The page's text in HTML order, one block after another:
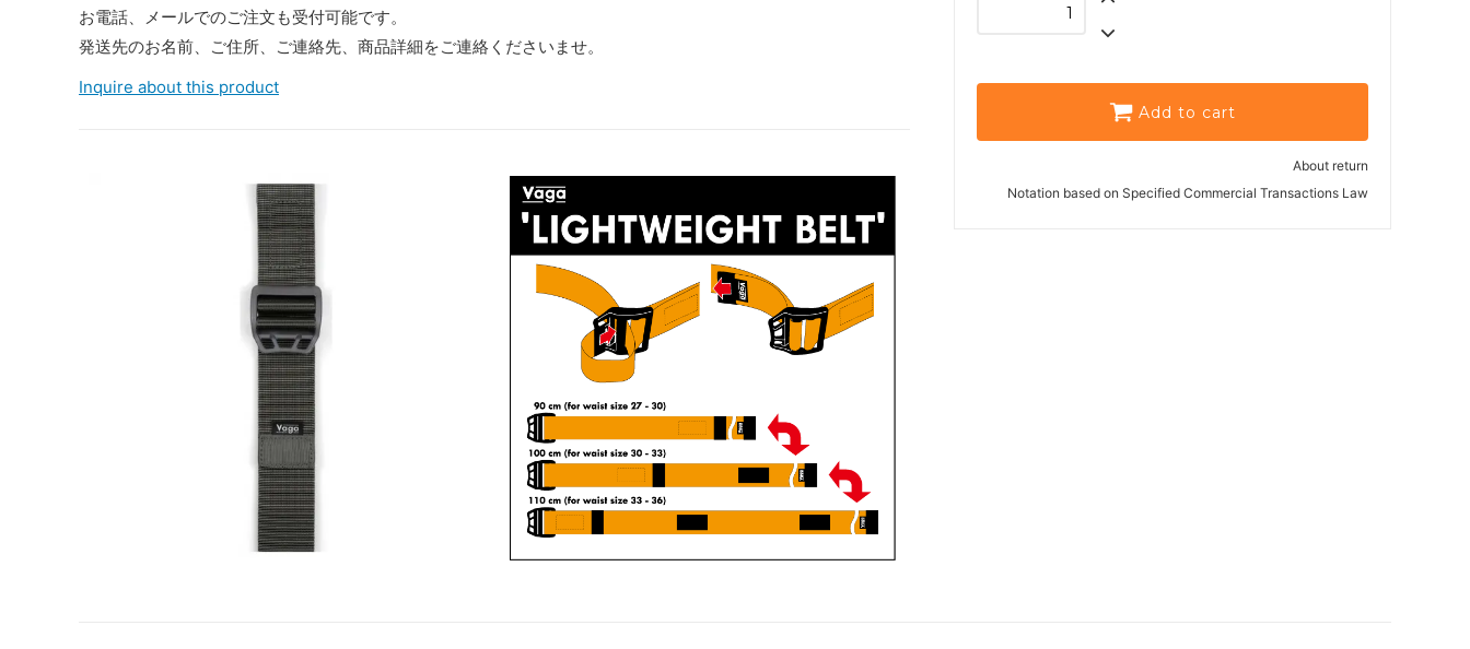
Add to cart
About return
Notation based on Specified Commercial Transactions Law
お電話、メールでのご注文も受付可能です。
発送先のお名前、ご住所、ご連絡先、商品詳細をご連絡くださいませ。
Inquire about this product